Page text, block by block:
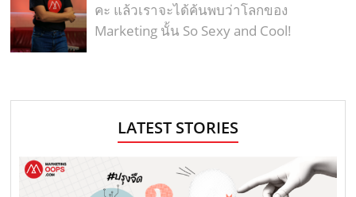
คะ แล้วเราจะได้ค้นพบว่าโลกของ
Marketing นั้น So Sexy and Cool!
LATEST STORIES